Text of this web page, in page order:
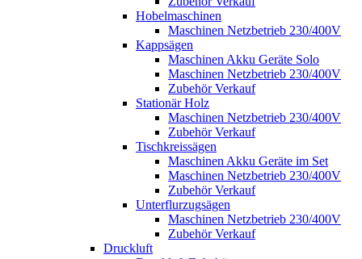
Hobelmaschinen
Maschinen Netzbetrieb 230/400V
Kappsägen
Maschinen Akku Geräte Solo
Maschinen Netzbetrieb 230/400V
Zubehör Verkauf
Stationär Holz
Maschinen Netzbetrieb 230/400V
Zubehör Verkauf
Tischkreissägen
Maschinen Akku Geräte im Set
Maschinen Netzbetrieb 230/400V
Zubehör Verkauf
Unterflurzugsägen
Maschinen Netzbetrieb 230/400V
Zubehör Verkauf
Druckluft